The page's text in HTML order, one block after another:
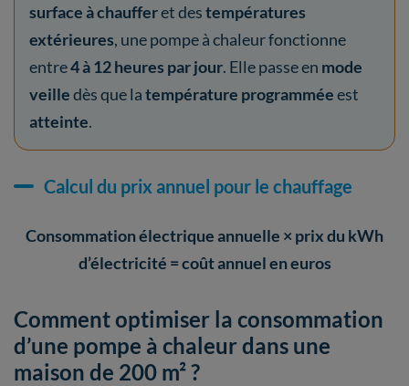
surface à chaufferet destempératures
extérieures, une pompe à chaleur fonctionne
entre4 à 12 heures par jour. Elle passe en mode
veilledès que latempérature programméeest
atteinte.
Calcul du prix annuel pour le chauffage
Consommation électrique annuelle × prix du kWh
d’électricité = coût annuel en euros
Comment optimiser la consommation
d’une pompe à chaleur dans une
maison de 200 m² ?